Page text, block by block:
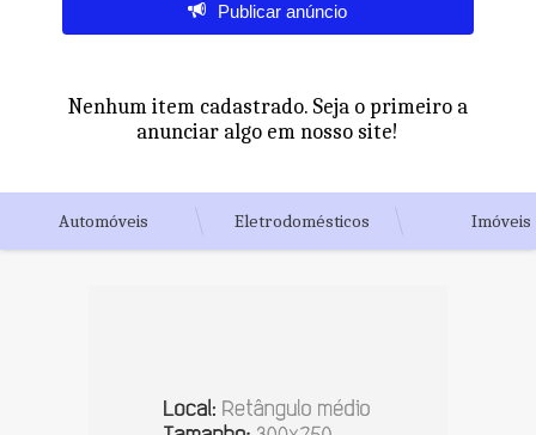
Publicar anúncio
Nenhum item cadastrado. Seja o primeiro a
anunciar algo em nosso site!
Automóveis Eletrodomésticos Imóveis